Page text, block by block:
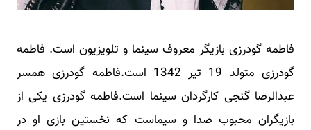
فاطمه گودرزی بازیگر معروف سینما و تلویزیون است. فاطمه
گودرزی متولد 19 تیر 1342 است.فاطمه گودرزی همسر
عبدالرضا گنجی کارگردان سینما است.فاطمه گودرزی یکی از
بازیگران محبوب صدا و سیماست که نخستین بازی او در